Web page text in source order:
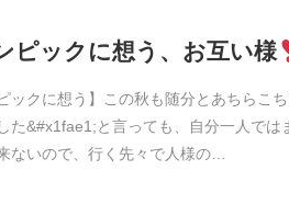
ピックに想う、お互い様
ックに想う】この秋も随分とあちらこち
た&#x1fae1;と言っても、自分一人では
ないので、行く先々で人様の…